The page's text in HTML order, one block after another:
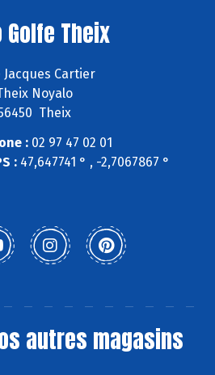
Golfe Theix
Jacques Cartier
Noyalo
Theix
:02 97 47 02 01
:47,647741 ° , -2,7067867 °
autres magasins